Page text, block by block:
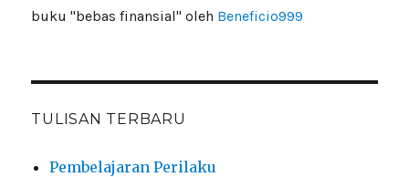
buku "bebas finansial" oleh Beneficio999
TULISAN TERBARU
Pembelajaran Perilaku